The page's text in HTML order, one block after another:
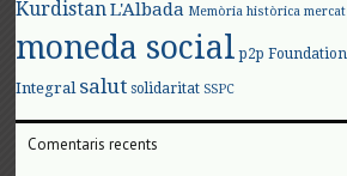
Kurdistan L'Albada Memòria històrica mercat
moneda social p2p Foundation
Integral salut solidaritat SSPC
Comentaris recents